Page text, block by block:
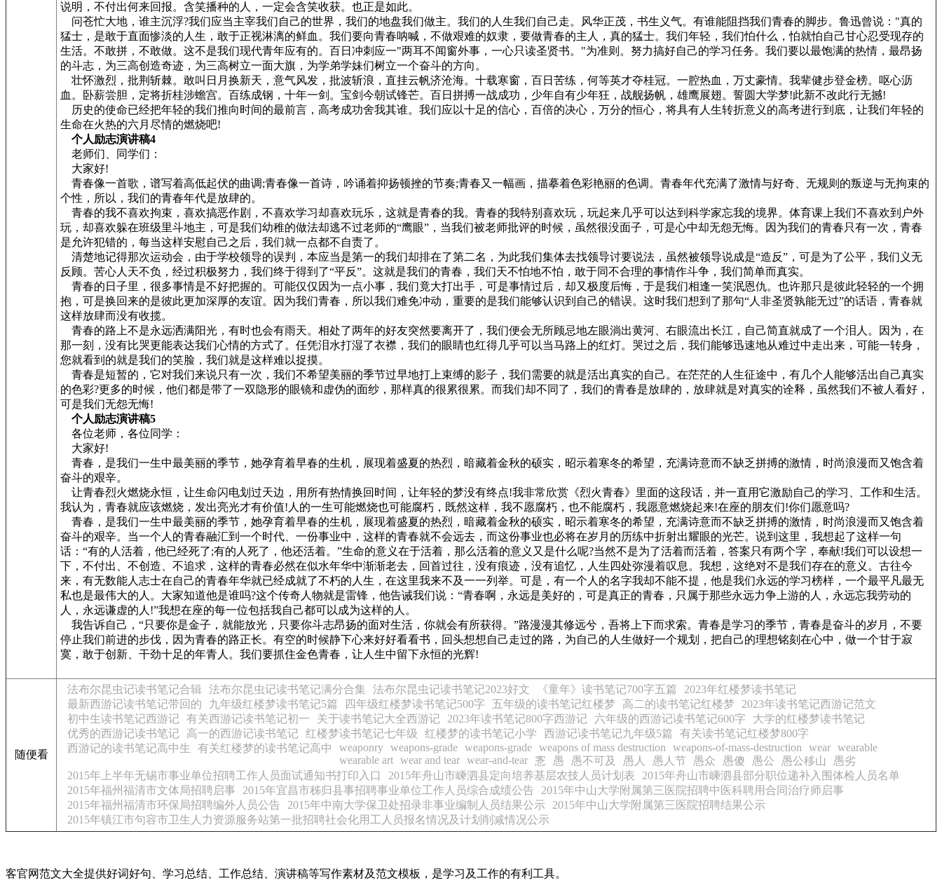
说明，不付出何来回报。含笑播种的人，一定会含笑收获。也正是如此。
问苍忙大地，谁主沉浮?我们应当主宰我们自己的世界，我们的地盘我们做主。我们的人生我们自己走。风华正茂，书生义气。有谁能阻挡我们青春的脚步。鲁迅曾说："真的
猛士，是敢于直面惨淡的人生，敢于正视淋漓的鲜血。我们要向青春呐喊，不做艰难的奴隶，要做青春的主人，真的猛士。我们年轻，我们怕什么，怕就怕自己甘心忍受现存的
生活。不敢拼，不敢做。这不是我们现代青年应有的。百日冲刺应一"两耳不闻窗外事，一心只读圣贤书。"为准则。努力搞好自己的学习任务。我们要以最饱满的热情，最昂扬
的斗志，为三高创造奇迹，为三高树立一面大旗，为学弟学妹们树立一个奋斗的方向。
壮怀激烈，批荆斩棘。敢叫日月换新天，意气风发，批波斩浪，直挂云帆济沧海。十载寒窗，百日苦练，何等英才夺桂冠。一腔热血，万丈豪情。我辈健步登金榜。呕心沥
血。卧薪尝胆，定将折桂涉蟾宫。百练成钢，十年一剑。宝剑今朝试锋芒。百日拼搏一战成功，少年自有少年狂，战舰扬帆，雄鹰展翅。誓圆大学梦!此新不改此行无撼!
历史的使命已经把年轻的我们推向时间的最前言，高考成功舍我其谁。我们应以十足的信心，百倍的决心，万分的恒心，将具有人生转折意义的高考进行到底，让我们年轻的
生命在火热的六月尽情的燃烧吧!
个人励志演讲稿4
老师们、同学们：
大家好!
青春像一首歌，谱写着高低起伏的曲调;青春像一首诗，吟诵着抑扬顿挫的节奏;青春又一幅画，描摹着色彩艳丽的色调。青春年代充满了激情与好奇、无规则的叛逆与无拘束的
个性，所以，我们的青春年代是放肆的。
青春的我不喜欢拘束，喜欢搞恶作剧，不喜欢学习却喜欢玩乐，这就是青春的我。青春的我特别喜欢玩，玩起来几乎可以达到科学家忘我的境界。体育课上我们不喜欢到户外
玩，却喜欢躲在班级里斗地主，可是我们幼稚的做法却逃不过老师的“鹰眼”，当我们被老师批评的时候，虽然很没面子，可是心中却无怨无悔。因为我们的青春只有一次，青春
是允许犯错的，每当这样安慰自己之后，我们就一点都不自责了。
清楚地记得那次运动会，由于学校领导的误判，本应当是第一的我们却排在了第二名，为此我们集体去找领导讨要说法，虽然被领导说成是“造反”，可是为了公平，我们义无
反顾。苦心人天不负，经过积极努力，我们终于得到了“平反”。这就是我们的青春，我们天不怕地不怕，敢于同不合理的事情作斗争，我们简单而真实。
青春的日子里，很多事情是不好把握的。可能仅仅因为一点小事，我们竟大打出手，可是事情过后，却又极度后悔，于是我们相逢一笑泯恩仇。也许那只是彼此轻轻的一个拥
抱，可是换回来的是彼此更加深厚的友谊。因为我们青春，所以我们难免冲动，重要的是我们能够认识到自己的错误。这时我们想到了那句“人非圣贤孰能无过”的话语，青春就
这样放肆而没有收揽。
青春的路上不是永远洒满阳光，有时也会有雨天。相处了两年的好友突然要离开了，我们便会无所顾忌地左眼淌出黄河、右眼流出长江，自己简直就成了一个泪人。因为，在
那一刻，没有比哭更能表达我们心情的方式了。任凭泪水打湿了衣襟，我们的眼睛也红得几乎可以当马路上的红灯。哭过之后，我们能够迅速地从难过中走出来，可能一转身，
您就看到的就是我们的笑脸，我们就是这样难以捉摸。
青春是短暂的，它对我们来说只有一次，我们不希望美丽的季节过早地打上束缚的影子，我们需要的就是活出真实的自己。在茫茫的人生征途中，有几个人能够活出自己真实
的色彩?更多的时候，他们都是带了一双隐形的眼镜和虚伪的面纱，那样真的很累很累。而我们却不同了，我们的青春是放肆的，放肆就是对真实的诠释，虽然我们不被人看好，
可是我们无怨无悔!
个人励志演讲稿5
各位老师，各位同学：
大家好!
青春，是我们一生中最美丽的季节，她孕育着早春的生机，展现着盛夏的热烈，暗藏着金秋的硕实，昭示着寒冬的希望，充满诗意而不缺乏拼搏的激情，时尚浪漫而又饱含着
奋斗的艰辛。
让青春烈火燃烧永恒，让生命闪电划过天边，用所有热情换回时间，让年轻的梦没有终点!我非常欣赏《烈火青春》里面的这段话，并一直用它激励自己的学习、工作和生活。
我认为，青春就应该燃烧，发出亮光才有价值!人的一生可能燃烧也可能腐朽，既然这样，我不愿腐朽，也不能腐朽，我愿意燃烧起来!在座的朋友们!你们愿意吗?
青春，是我们一生中最美丽的季节，她孕育着早春的生机，展现着盛夏的热烈，暗藏着金秋的硕实，昭示着寒冬的希望，充满诗意而不缺乏拼搏的激情，时尚浪漫而又饱含着
奋斗的艰辛。当一个人的青春融汇到一个时代、一份事业中，这样的青春就不会远去，而这份事业也必将在岁月的历练中折射出耀眼的光芒。说到这里，我想起了这样一句
话：“有的人活着，他已经死了;有的人死了，他还活着。”生命的意义在于活着，那么活着的意义又是什么呢?当然不是为了活着而活着，答案只有两个字，奉献!我们可以设想一
下，不付出、不创造、不追求，这样的青春必然在似水年华中渐渐老去，回首过往，没有痕迹，没有追忆，人生四处弥漫着叹息。我想，这绝对不是我们存在的意义。古往今
来，有无数能人志士在自己的青春年华就已经成就了不朽的人生，在这里我来不及一一列举。可是，有一个人的名字我却不能不提，他是我们永远的学习榜样，一个最平凡最无
私也是最伟大的人。大家知道他是谁吗?这个传奇人物就是雷锋，他告诫我们说：“青春啊，永远是美好的，可是真正的青春，只属于那些永远力争上游的人，永远忘我劳动的
人，永远谦虚的人!”我想在座的每一位包括我自己都可以成为这样的人。
我告诉自己，“只要你是金子，就能放光，只要你斗志昂扬的面对生活，你就会有所获得。”路漫漫其修远兮，吾将上下而求索。青春是学习的季节，青春是奋斗的岁月，不要
停止我们前进的步伐，因为青春的路正长。有空的时候静下心来好好看看书，回头想想自己走过的路，为自己的人生做好一个规划，把自己的理想铭刻在心中，做一个甘于寂
寞，敢于创新、干劲十足的年青人。我们要抓住金色青春，让人生中留下永恒的光辉!
随便看
法布尔昆虫记读书笔记合辑 法布尔昆虫记读书笔记满分合集 法布尔昆虫记读书笔记2023好文 《童年》读书笔记700字五篇
2023年红楼梦读书笔记
最新西游记读书笔记带回的
九年级红楼梦读书笔记5篇 四年级红楼梦读书笔记500字 五年级的读书笔记红楼梦 高二的读书笔记红楼梦
2023年读书笔记西游记范文
初中生读书笔记西游记
有关西游记读书笔记初一 关于读书笔记大全西游记 2023年读书笔记800字西游记 六年级的西游记读书笔记600字
大学的红楼梦读书笔记
优秀的西游记读书笔记
高一的西游记读书笔记 红楼梦读书笔记七年级 红楼梦的读书笔记小学 西游记读书笔记九年级5篇
有关读书笔记红楼梦800字
西游记的读书笔记高中生
有关红楼梦的读书笔记高中 weaponry weapons-grade weapons-grade weapons of mass destruction weapons-of-mass-destruction wear wearable
wearable art wear and tear wear-and-tear 愙 愚 愚不可及 愚人 愚人节 愚众 愚傻 愚公 愚公移山
愚劣
2015年上半年无锡市事业单位招聘工作人员面试通知书打印入口
2015年舟山市嵊泗县定向培养基层农技人员计划表
2015年舟山市嵊泗县部分职位递补入围体检人员名单
2015年福州福清市文体局招聘启事
2015年宜昌市秭归县事招聘事业单位工作人员综合成绩公告
2015年中山大学附属第三医院招聘中医科聘用合同治疗师启事
2015年福州福清市环保局招聘编外人员公告
2015年中南大学保卫处招录非事业编制人员结果公示
2015年中山大学附属第三医院招聘结果公示
2015年镇江市句容市卫生人力资源服务站第一批招聘社会化用工人员报名情况及计划削减情况公示
客官网范文大全提供好词好句、学习总结、工作总结、演讲稿等写作素材及范文模板，是学习及工作的有利工具。